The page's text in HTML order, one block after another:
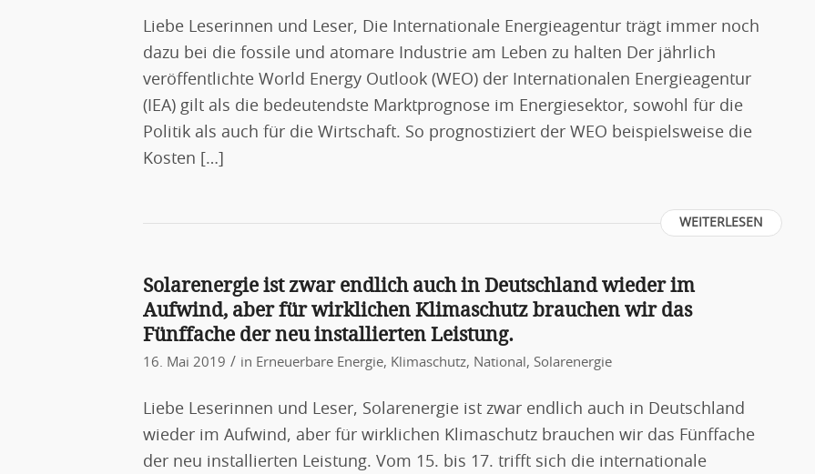
Liebe Leserinnen und Leser, Die Internationale Energieagentur trägt immer noch
dazu bei die fossile und atomare Industrie am Leben zu halten Der jährlich
veröffentlichte World Energy Outlook (WEO) der Internationalen Energieagentur
(IEA) gilt als die bedeutendste Marktprognose im Energiesektor, sowohl für die
Politik als auch für die Wirtschaft. So prognostiziert der WEO beispielsweise die
Kosten […]
WEITERLESEN
Solarenergie ist zwar endlich auch in Deutschland wieder im
Aufwind, aber für wirklichen Klimaschutz brauchen wir das
Fünffache der neu installierten Leistung.
16. Mai 2019 / in Erneuerbare Energie, Klimaschutz, National , Solarenergie
Liebe Leserinnen und Leser, Solarenergie ist zwar endlich auch in Deutschland
wieder im Aufwind, aber für wirklichen Klimaschutz brauchen wir das Fünffache
der neu installierten Leistung. Vom 15. bis 17. trifft sich die internationale